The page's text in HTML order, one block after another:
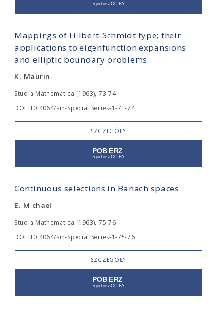
Mappings of Hilbert-Schmidt type; their
applications to eigenfunction expansions
and elliptic boundary problems
K. Maurin
Studia Mathematica (1963), 73-74
DOI: 10.4064/sm-Special Series-1-73-74
SZCZEGÓŁY
Continuous selections in Banach spaces
E. Michael
Studia Mathematica (1963), 75-76
DOI: 10.4064/sm-Special Series-1-75-76
SZCZEGÓŁY